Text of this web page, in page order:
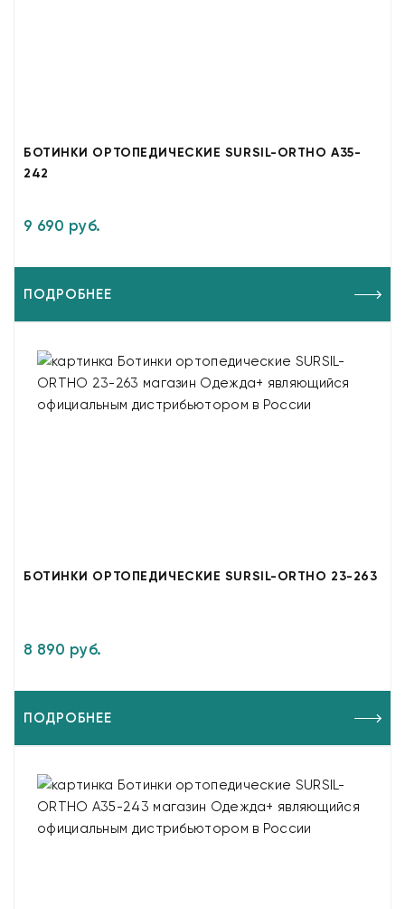
БОТИНКИ ОРТОПЕДИЧЕСКИЕ SURSIL-ORTHO A35-
242
9 690 руб.
ПОДРОБНЕЕ
БОТИНКИ ОРТОПЕДИЧЕСКИЕ SURSIL-ORTHO 23-263
8 890 руб.
ПОДРОБНЕЕ